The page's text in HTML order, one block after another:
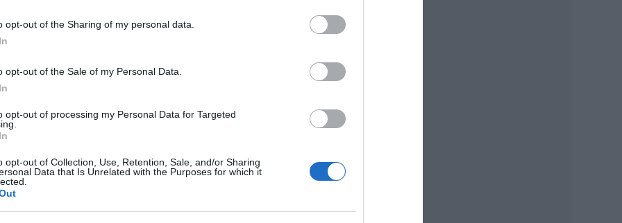
opt-out of the Sharing of my personal data.
opt-out of the Sale of my Personal Data.
opt-out of processing my Personal Data for Targeted
opt-out of Collection, Use, Retention, Sale, and/or Sharing
Data that Is Unrelated with the Purposes for which it
Ravenhill jut eszünkbe elôször, de hamarosan Neilson is
Azóta a The Bush az ország vezetô új írói helyszínévé
szerzôk premierjeivel.
Johnson, Beth Henley, Kevin Elyot, Doug Lucie, Dusty
Catherine Johnson, Philip Ridley, Richard Cameron,